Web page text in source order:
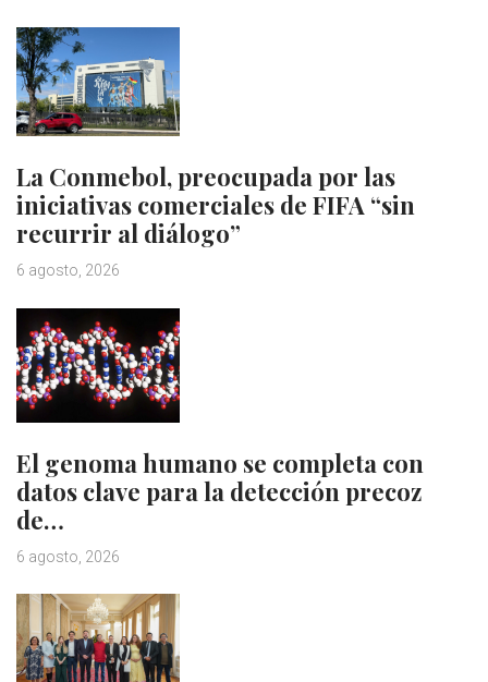
La Conmebol, preocupada por las
iniciativas comerciales de FIFA “sin
recurrir al diálogo”
6 agosto, 2026
El genoma humano se completa con
datos clave para la detección precoz
de…
6 agosto, 2026